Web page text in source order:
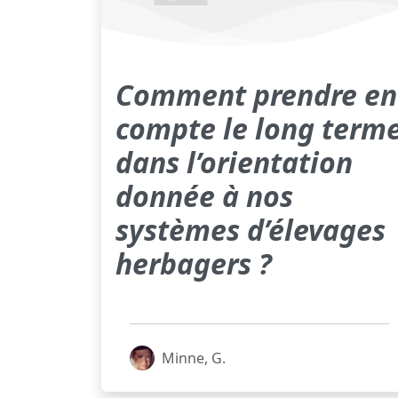
Comment prendre en
compte le long
dans l’orientation
donnée à nos
systèmes d’élevages
herbagers ?
Minne, G.